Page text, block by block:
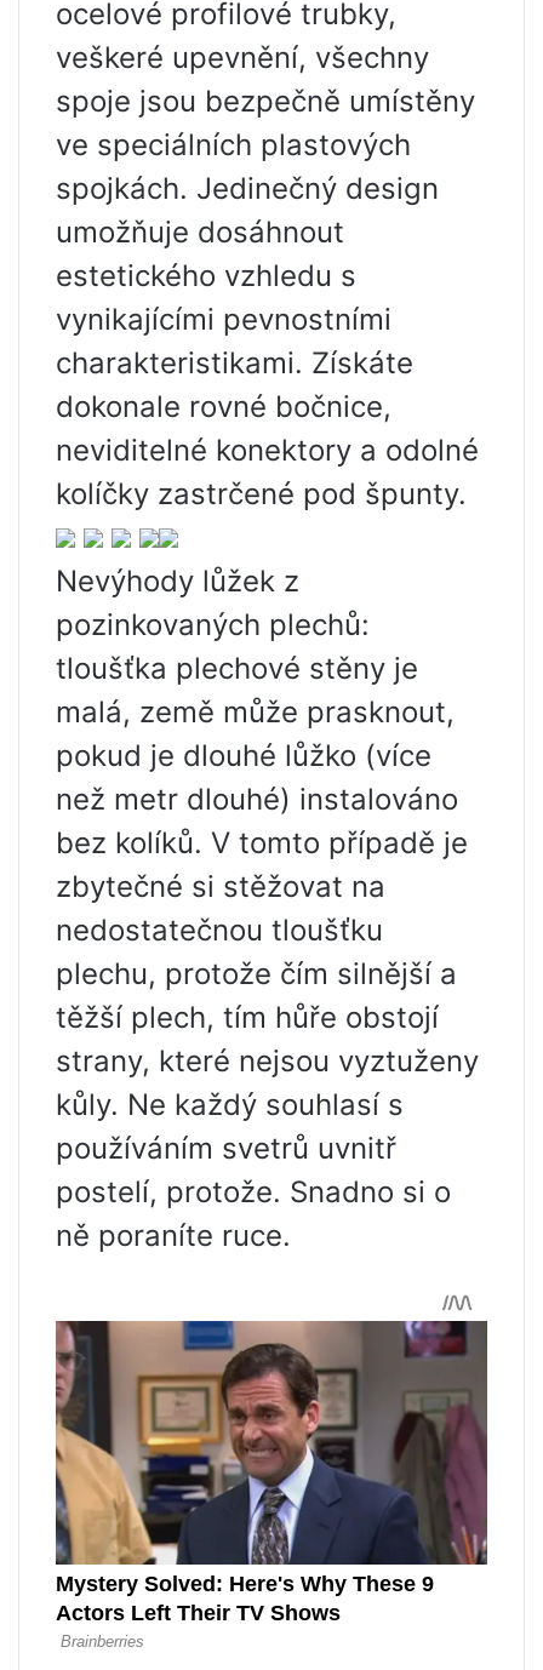
ocelové profilové trubky,
veškeré upevnění, všechny
spoje jsou bezpečně umístěny
ve speciálních plastových
spojkách. Jedinečný design
umožňuje dosáhnout
estetického vzhledu s
vynikajícími pevnostními
charakteristikami. Získáte
dokonale rovné bočnice,
neviditelné konektory a odolné
kolíčky zastrčené pod špunty.
Nevýhody lůžek z
pozinkovaných plechů:
tloušťka plechové stěny je
malá, země může prasknout,
pokud je dlouhé lůžko (více
než metr dlouhé) instalováno
bez kolíků. V tomto případě je
zbytečné si stěžovat na
nedostatečnou tloušťku
plechu, protože čím silnější a
těžší plech, tím hůře obstojí
strany, které nejsou vyztuženy
kůly. Ne každý souhlasí s
používáním svetrů uvnitř
postelí, protože. Snadno si o
ně poraníte ruce.